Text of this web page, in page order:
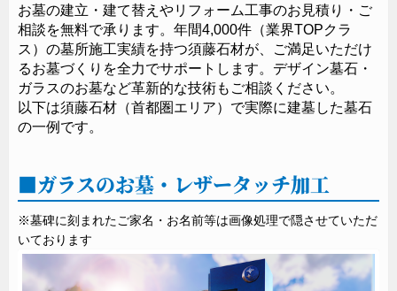
大阪府大阪市天王寺区夕陽丘町5-3（浄春寺内）
お墓の建立・建て替えやリフォーム工事のお見積り・ご
相談を無料で承ります。年間4,000件（業界TOPクラ
ス）の墓所施工実績を持つ須藤石材が、ご満足いただけ
るお墓づくりを全力でサポートします。デザイン墓石・
ガラスのお墓など革新的な技術もご相談ください。
以下は須藤石材（首都圏エリア）で実際に建墓した墓石
の一例です。
ガラスのお墓・レザータッチ加工
※墓碑に刻まれたご家名・お名前等は画像処理で隠させていただ
いております